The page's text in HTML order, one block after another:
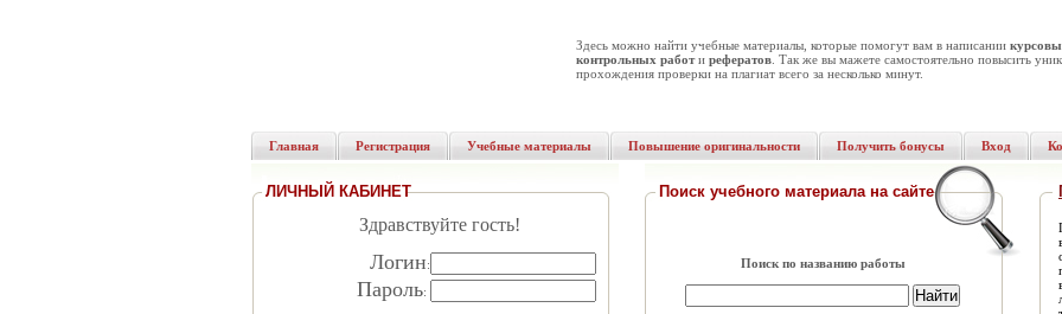
Здесь можно найти учебные материалы, которые помогут вам в написании
контрольных работи рефератов . Так же вы мажете самостоятельно повысить
прохождения проверки на плагиат всего за несколько минут.
Главная Регистрация Учебные материалы Повышение оригинальности Получить бонусы Вход
ЛИЧНЫЙ КАБИНЕТ
Здравствуйте гость!
Логин:
Пароль:
Поиск учебного материала на сайте
Поиск по названию работы